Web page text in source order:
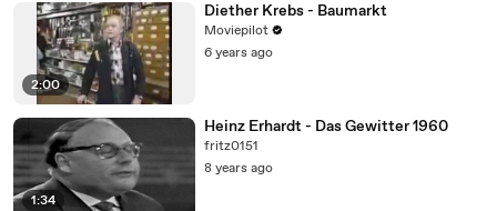
2:00
Diether Krebs - Baumarkt
Moviepilot
6 years ago
1:34
Heinz Erhardt - Das Gewitter 1960
fritz0151
8 years ago